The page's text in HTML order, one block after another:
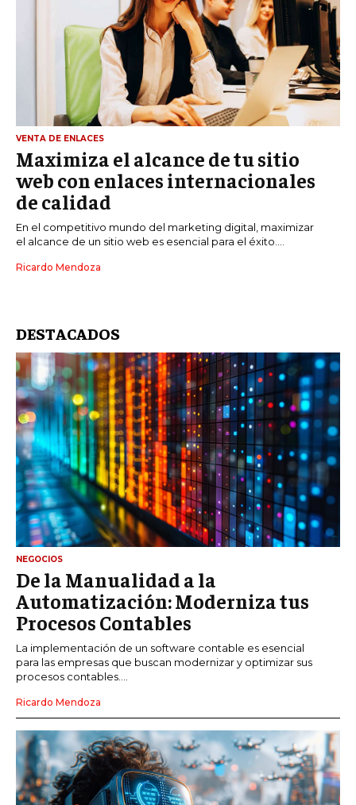
VENTA DE ENLACES
Maximiza el alcance de tu sitio
web con enlaces internacionales
de calidad
En el competitivo mundo del marketing digital, maximizar
el alcance de un sitio web es esencial para el éxito....
Ricardo Mendoza
DESTACADOS
NEGOCIOS
De la Manualidad a la
Automatización: Moderniza tus
Procesos Contables
La implementación de un software contable es esencial
para las empresas que buscan modernizar y optimizar sus
procesos contables....
Ricardo Mendoza